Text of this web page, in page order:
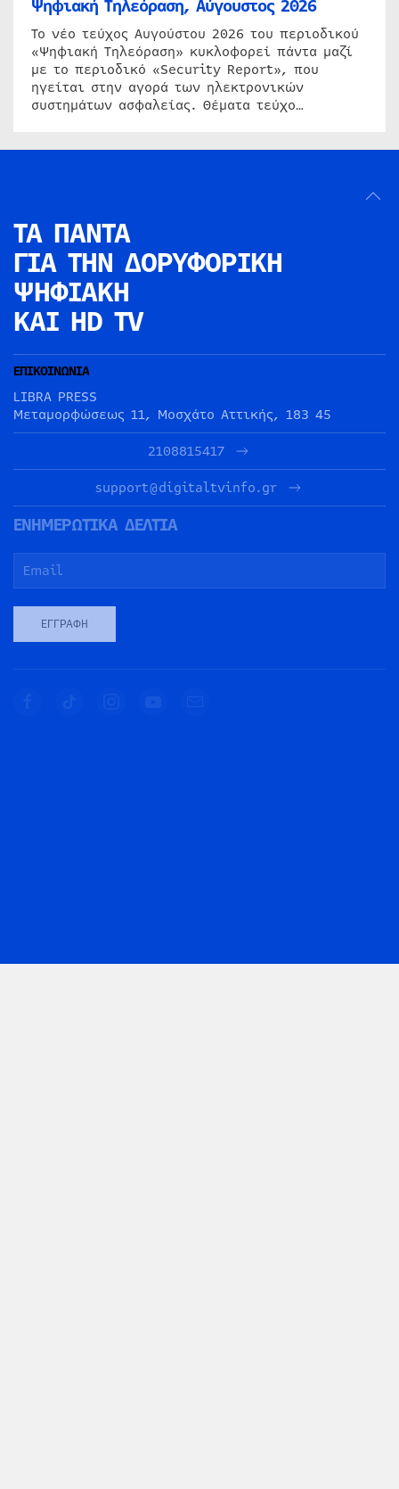
Ψηφιακή Τηλεόραση, Αύγουστος 2026
Το νέο τεύχος Αυγούστου 2026 του περιοδικού
«Ψηφιακή Τηλεόραση» κυκλοφορεί πάντα μαζί
με το περιοδικό «Security Report», που
ηγείται στην αγορά των ηλεκτρονικών
συστημάτων ασφαλείας. Θέματα τεύχο…
ΤΑ ΠΑΝΤΑ
ΓΙΑ ΤΗΝ ΔΟΡΥΦΟΡΙΚΗ
ΨΗΦΙΑΚΗ
ΚΑΙ HD TV
ΕΠΙΚΟΙΝΩΝΙΑ
LIBRA PRESS
Μεταμορφώσεως 11, Μοσχάτο Αττικής, 183 45
2108815417
support@digitaltvinfo.gr
ΕΝΗΜΕΡΩΤΙΚΑ ΔΕΛΤΙΑ
ΕΓΓΡΑΦΉ